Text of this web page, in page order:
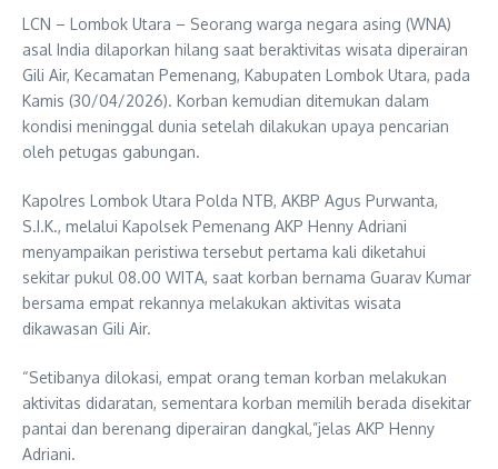
LCN – Lombok Utara – Seorang warga negara asing (WNA)
asal India dilaporkan hilang saat beraktivitas wisata diperairan
Gili Air, Kecamatan Pemenang, Kabupaten Lombok Utara, pada
Kamis (30/04/2026). Korban kemudian ditemukan dalam
kondisi meninggal dunia setelah dilakukan upaya pencarian
oleh petugas gabungan.
Kapolres Lombok Utara Polda NTB, AKBP Agus Purwanta,
S.I.K., melalui Kapolsek Pemenang AKP Henny Adriani
menyampaikan peristiwa tersebut pertama kali diketahui
sekitar pukul 08.00 WITA, saat korban bernama Guarav Kumar
bersama empat rekannya melakukan aktivitas wisata
dikawasan Gili Air.
“Setibanya dilokasi, empat orang teman korban melakukan
aktivitas didaratan, sementara korban memilih berada disekitar
pantai dan berenang diperairan dangkal,”jelas AKP Henny
Adriani.